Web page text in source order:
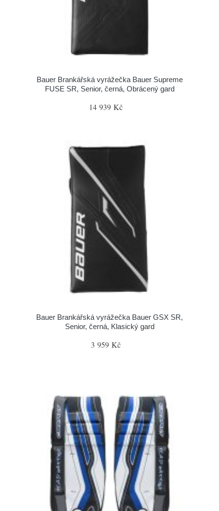
Bauer Brankářská vyrážečka Bauer Supreme
FUSE SR, Senior, černá, Obrácený gard
14 939 Kč
Bauer Brankářská vyrážečka Bauer GSX SR,
Senior, černá, Klasický gard
3 959 Kč